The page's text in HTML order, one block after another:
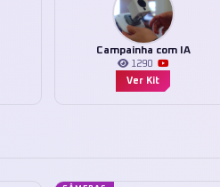
Campainha com IA
1290
Ver Kit